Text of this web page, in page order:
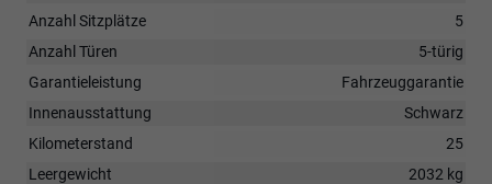
Anzahl Sitzplätze
5
Anzahl Türen
5-türig
Garantieleistung
Fahrzeuggarantie
Innenausstattung
Schwarz
Kilometerstand
25
Leergewicht
2032 kg